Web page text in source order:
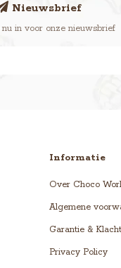
Nieuwsbrief
in voor onze nieuwsbrief
Informatie
Over Choco
Algemene
Garantie &
Privacy Policy